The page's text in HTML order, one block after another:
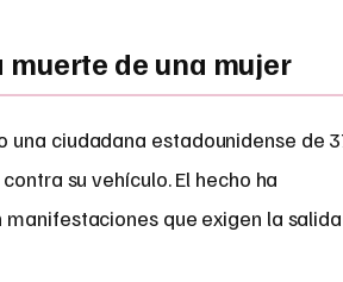
de una mujer
una ciudadana estadounidense de
su vehículo. El hecho ha
que exigen la salida